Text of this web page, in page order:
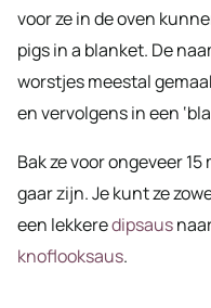
voor ze in de oven
pigs in a blanket. De
worstjes meestal
en vervolgens in een
Bak ze voor ongeveer
gaar zijn. Je kunt ze
een lekkeredipsaus
knoflooksaus.